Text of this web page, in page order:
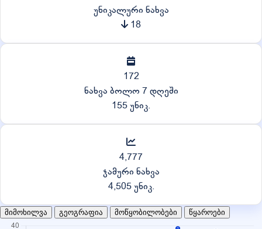
უნიკალური ნახვა
18
172
ნახვა ბოლო 7 დღეში
155 უნიკ.
4,777
ჯამური ნახვა
4,505 უნიკ.
მიმოხილვა გეოგრაფია მოწყობილობები წყაროები